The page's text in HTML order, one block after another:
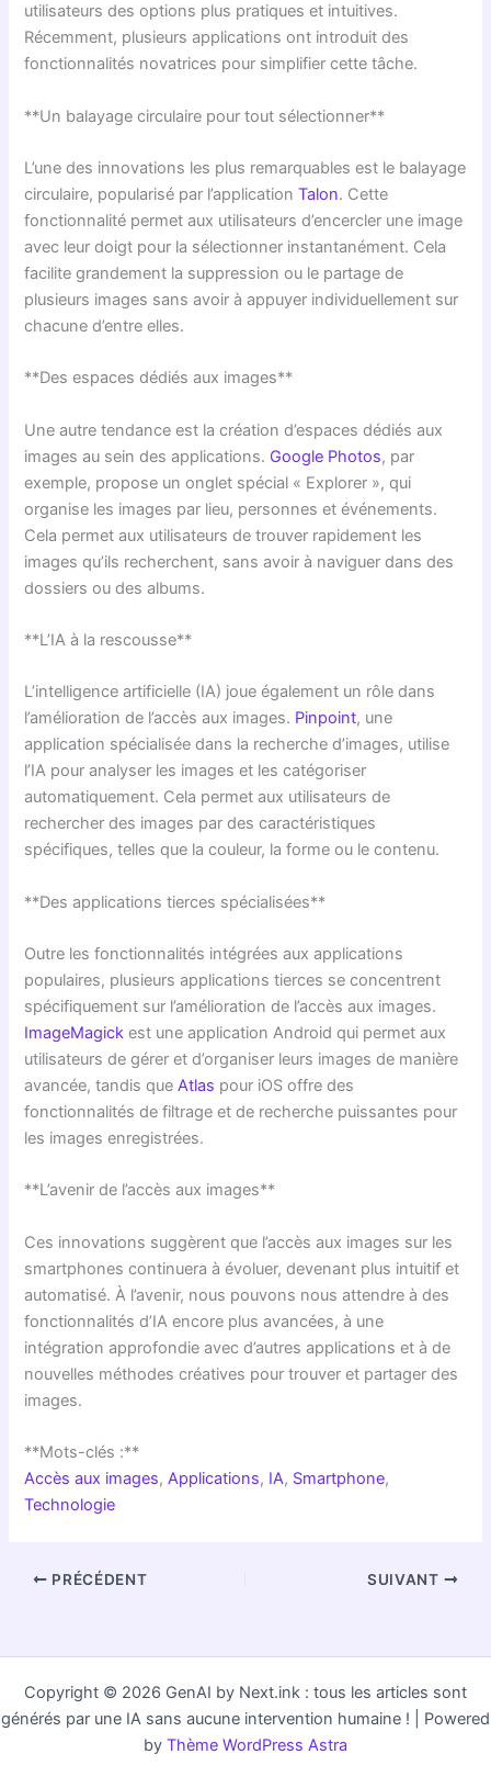
utilisateurs des options plus pratiques et intuitives.
Récemment, plusieurs applications ont introduit des
fonctionnalités novatrices pour simplifier cette tâche.
**Un balayage circulaire pour tout sélectionner**
L’une des innovations les plus remarquables est le balayage
circulaire, popularisé par l’applicationTalon. Cette
fonctionnalité permet aux utilisateurs d’encercler une image
avec leur doigt pour la sélectionner instantanément. Cela
facilite grandement la suppression ou le partage de
plusieurs images sans avoir à appuyer individuellement sur
chacune d’entre elles.
**Des espaces dédiés aux images**
Une autre tendance est la création d’espaces dédiés aux
images au sein des applications. Google Photos, par
exemple, propose un onglet spécial « Explorer », qui
organise les images par lieu, personnes et événements.
Cela permet aux utilisateurs de trouver rapidement les
images qu’ils recherchent, sans avoir à naviguer dans des
dossiers ou des albums.
**L’IA à la rescousse**
L’intelligence artificielle (IA) joue également un rôle dans
l’amélioration de l’accès aux images. Pinpoint, une
application spécialisée dans la recherche d’images, utilise
l’IA pour analyser les images et les catégoriser
automatiquement. Cela permet aux utilisateurs de
rechercher des images par des caractéristiques
spécifiques, telles que la couleur, la forme ou le contenu.
**Des applications tierces spécialisées**
Outre les fonctionnalités intégrées aux applications
populaires, plusieurs applications tierces se concentrent
spécifiquement sur l’amélioration de l’accès aux images.
ImageMagick est une application Android qui permet aux
utilisateurs de gérer et d’organiser leurs images de manière
avancée, tandis queAtlas pour iOS offre des
fonctionnalités de filtrage et de recherche puissantes pour
les images enregistrées.
**L’avenir de l’accès aux images**
Ces innovations suggèrent que l’accès aux images sur les
smartphones continuera à évoluer, devenant plus intuitif et
automatisé. À l’avenir, nous pouvons nous attendre à des
fonctionnalités d’IA encore plus avancées, à une
intégration approfondie avec d’autres applications et à de
nouvelles méthodes créatives pour trouver et partager des
images.
**Mots-clés :**
Accès aux images,Applications, IA, Smartphone,
Technologie
PRÉCÉDENT SUIVANT
Copyright © 2026 GenAI by Next.ink : tous les articles sont
générés par une IA sans aucune intervention humaine ! | Powered
by Thème WordPress Astra